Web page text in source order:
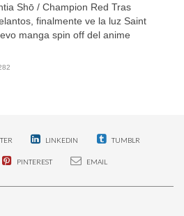
Shō / Champion Red Tras
finalmente ve la luz Saint
manga spin off del anime
LINKEDIN TUMBLR
PINTEREST EMAIL